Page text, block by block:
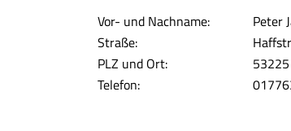
Vor- und Nachname:
Peter
Straße:
PLZ und Ort:
Telefon: